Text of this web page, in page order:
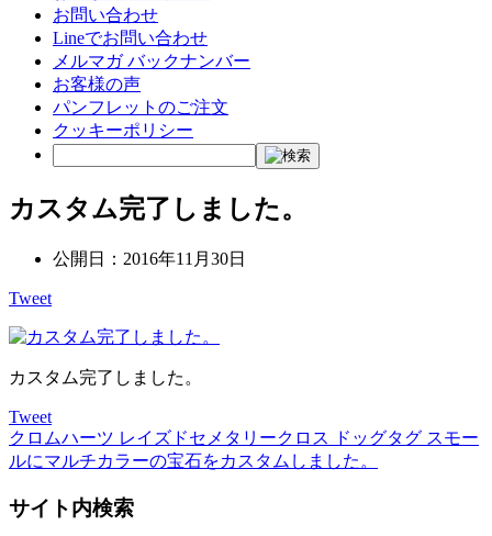
お問い合わせ
Lineでお問い合わせ
メルマガ バックナンバー
お客様の声
パンフレットのご注文
クッキーポリシー
カスタム完了しました。
公開日： 2016年11月30日
Tweet
カスタム完了しました。
Tweet
投
稿
ナ
クロムハーツ レイズドセメタリークロス ドッグタグ スモー
ルにマルチカラーの宝石をカスタムしました。
サイト内検索